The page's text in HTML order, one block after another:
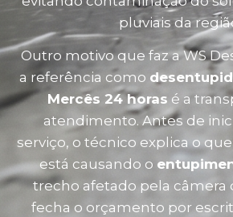
pluviais da
Outro motivo que faz a WS
a referência como
Mercês 24 horas é a
atendimento. Antes de
serviço, o técnico explica o
está causando o
trecho afetado pela câmera
fecha o orçamento por